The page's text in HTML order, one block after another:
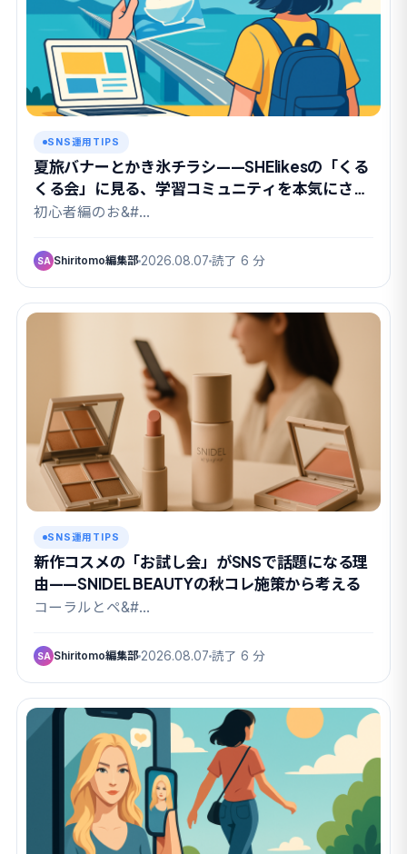
SNS運用TIPS
夏旅バナーとかき氷チラシ——SHElikesの「くる
くる会」に見る、学習コミュニティを本気にさせ
る課題設計
初心者編のお&#…
SA Shiritomo編集部 2026.08.07 読了 6 分
SNS運用TIPS
新作コスメの「お試し会」がSNSで話題になる理
由——SNIDEL BEAUTYの秋コレ施策から考える
コーラルとペ&#…
SA Shiritomo編集部 2026.08.07 読了 6 分